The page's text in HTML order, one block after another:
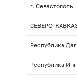
г. Севастополь
СЕВЕРО-
Республика
Республика